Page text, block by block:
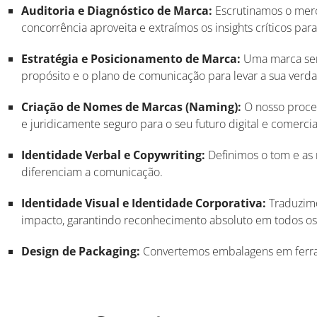
Auditoria e Diagnóstico de Marca: Escrutinamos o
concorrência aproveita e extraímos os insights críticos
Estratégia e Posicionamento de Marca: Uma marca
propósito e o plano de comunicação para levar a sua
Criação de Nomes de Marcas (Naming): O nosso
e juridicamente seguro para o seu futuro digital e
Identidade Verbal e Copywriting: Definimos o tom e
diferenciam a comunicação.
Identidade Visual e Identidade Corporativa:
impacto, garantindo reconhecimento absoluto em todos
Design de Packaging: Convertemos embalagens em